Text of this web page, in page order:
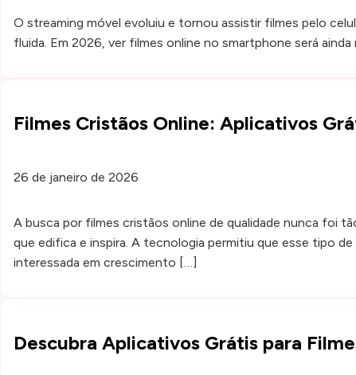
O streaming móvel evoluiu e tornou assistir filmes pelo
fluida. Em 2026, ver filmes online no smartphone será
Filmes Cristãos Online: Aplicativos
26 de janeiro de 2026
A busca por filmes cristãos online de qualidade nunca foi
que edifica e inspira. A tecnologia permitiu que esse tipo
interessada em crescimento […]
Descubra Aplicativos Grátis para